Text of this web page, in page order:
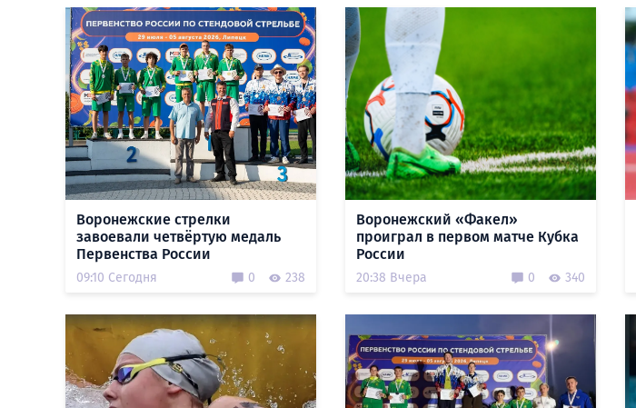
Воронежские стрелки
завоевали четвёртую медаль
Первенства России
09:10 Сегодня 0 238
Воронежский «Факел»
проиграл в первом матче Кубка
России
20:38 Вчера 0 340